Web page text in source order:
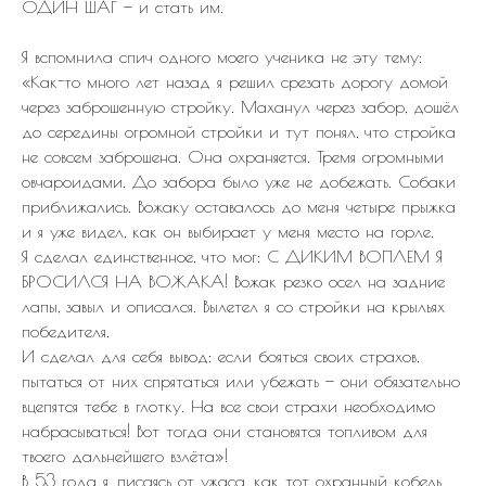
ОДИН ШАГ — и стать им.
Я вспомнила спич одного моего ученика не эту тему:
«Как-то много лет назад я решил срезать дорогу домой
через заброшенную стройку. Маханул через забор, дошёл
до середины огромной стройки и тут понял, что стройка
не совсем заброшена. Она охраняется. Тремя огромными
овчароидами. До забора было уже не добежать. Собаки
приближались. Вожаку оставалось до меня четыре прыжка
и я уже видел, как он выбирает у меня место на горле.
Я сделал единственное, что мог: С ДИКИМ ВОПЛЕМ Я
БРОСИЛСЯ НА ВОЖАКА! Вожак резко осел на задние
лапы, завыл и описался. Вылетел я со стройки на крыльях
победителя.
И сделал для себя вывод: если бояться своих страхов,
пытаться от них спрятаться или убежать — они обязательно
вцепятся тебе в глотку. На все свои страхи необходимо
набрасываться! Вот тогда они становятся топливом для
твоего дальнейшего взлёта»!
В 53 года я, писаясь от ужаса, как тот охранный кобель,